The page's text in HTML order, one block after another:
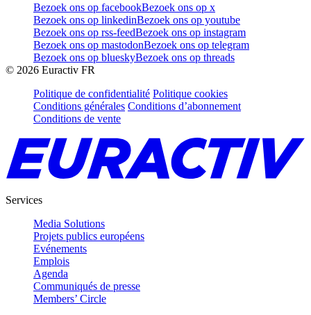
Bezoek ons op facebookBezoek ons op x
Bezoek ons op linkedinBezoek ons op youtube
Bezoek ons op rss-feedBezoek ons op instagram
Bezoek ons op mastodonBezoek ons op telegram
Bezoek ons op blueskyBezoek ons op threads
© 2026 Euractiv FR
Politique de confidentialité Politique cookies
Conditions générales Conditions d’abonnement
Conditions de vente
Services
Media Solutions
Projets publics européens
Evénements
Emplois
Agenda
Communiqués de presse
Members’ Circle